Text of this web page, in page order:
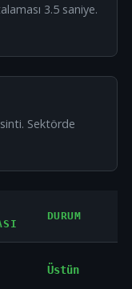
3.5 saniye.
Sektörde
DURUM
Üstün